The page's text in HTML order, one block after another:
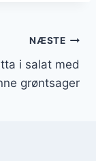
NÆSTE
i salat med
grøntsager